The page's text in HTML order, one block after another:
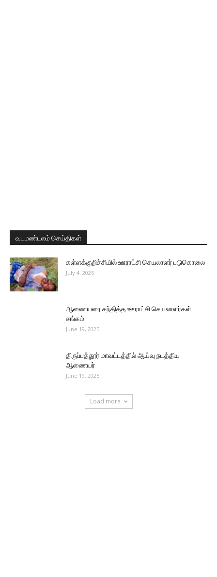
வடமண்டலம் செய்திகள்
கள்ளக்குறிச்சியில் ஊராட்சி செயலாளர் படுகொலை
July 4, 2025
ஆணையரை சந்தித்த ஊராட்சி செயலாளர்கள்
சங்கம்
June 19, 2025
திருப்பத்தூர் மாவட்டத்தில் ஆய்வு நடத்திய
ஆணையர்
June 19, 2025
Load more